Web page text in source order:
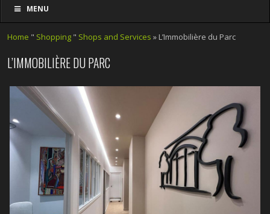
MENU
Home " Shopping " Shops and Services » L’Immobilière du Parc
L’IMMOBILIÈRE DU PARC